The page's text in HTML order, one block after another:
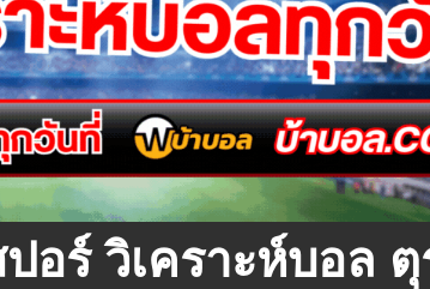
อร์ วิเคราะห์บอล